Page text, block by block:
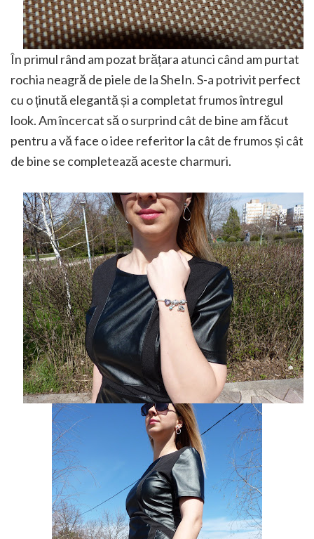
În primul rând am pozat brățara atunci când am purtat
rochia neagră de piele de la SheIn. S-a potrivit perfect
cu o ținută elegantă și a completat frumos întregul
look. Am încercat să o surprind cât de bine am făcut
pentru a vă face o idee referitor la cât de frumos și cât
de bine se completează aceste charmuri.